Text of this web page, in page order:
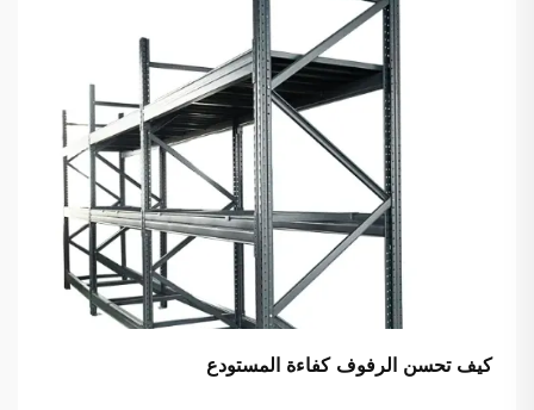
كيف تحسن الرفوف كفاءة المستودع